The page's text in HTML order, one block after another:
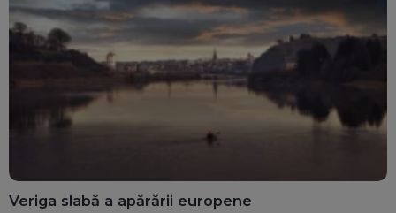
Veriga slabă a apărării europene